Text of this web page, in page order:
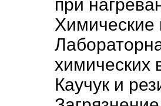
при
Химические
химических
Каучук и